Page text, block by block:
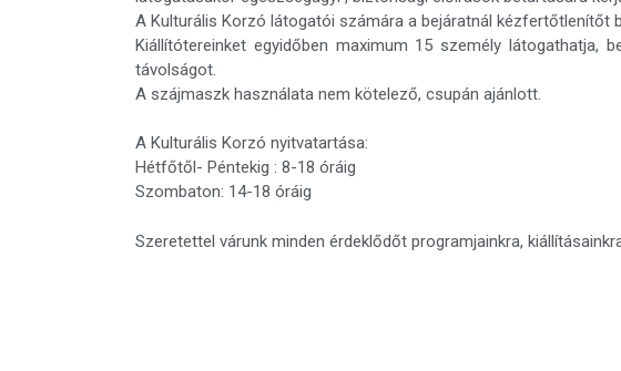
A Kulturális Korzó látogatói számára a bejáratnál kézfertőtlenítőt
Kiállítótereinket egyidőben maximum 15 személy látogathatja,
távolságot.
A szájmaszk használata nem kötelező, csupán ajánlott.
A Kulturális Korzó nyitvatartása:
Hétfőtől- Péntekig : 8-18 óráig
Szombaton: 14-18 óráig
Szeretettel várunk minden érdeklődőt programjainkra,